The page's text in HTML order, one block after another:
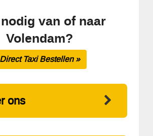
van of naar
Volendam?
Direct Taxi Bestellen »
ons